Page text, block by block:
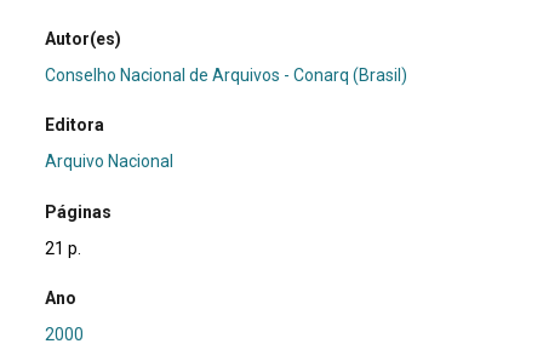
Autor(es)
Conselho Nacional de Arquivos - Conarq (Brasil)
Editora
Arquivo Nacional
Páginas
21 p.
Ano
2000